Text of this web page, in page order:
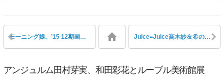
モーニング娘。’15 12期画伯の描くカンガルー Juice=Juice高木紗友希のバースデーTシャツにバナナが隠れデザインされている
アンジュルム田村芽実、和田彩花とルーブル美術館展